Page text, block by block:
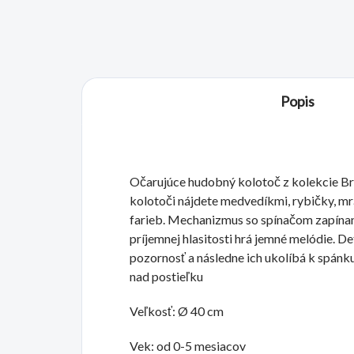
Popis
Očarujúce hudobný kolotoč z kolekcie
kolotoči nájdete medvedíkmi, rybičky,
farieb. Mechanizmus so spínačom
príjemnej hlasitosti hrá jemné melódie.
pozornosť a následne ich ukolíbá k
nad postieľku
Veľkosť: Ø 40 cm
Vek: od 0-5 mesiacov